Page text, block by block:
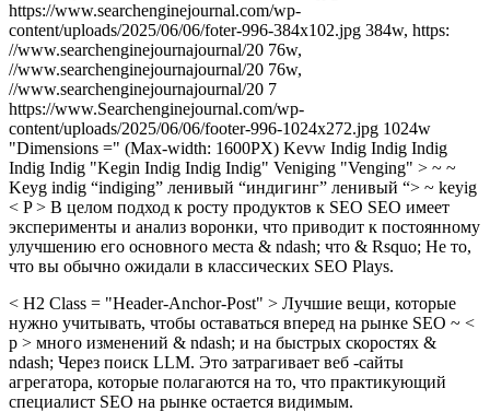
https://www.searchenginejournal.com/wp-
content/uploads/2025/06/06/foter-996-384x102.jpg 384w, https:
//www.searchenginejournajournal/20 76w,
//www.searchenginejournajournal/20 76w,
//www.searchenginejournajournal/20 7
https://www.Searchenginejournal.com/wp-
content/uploads/2025/06/06/footer-996-1024x272.jpg 1024w
"Dimensions =" ​​​​(Max-width: 1600PX) Kevw Indig Indig Indig
Indig Indig "Kegin Indig Indig Indig" Veniging "Venging" > ~ ~
Keyg indig “indiging” ленивый “индигинг” ленивый “> ~ keyig
< P > В целом подход к росту продуктов к SEO SEO имеет
эксперименты и анализ воронки, что приводит к постоянному
улучшению его основного места & ndash; что & Rsquo; Не то,
что вы обычно ожидали в классических SEO Plays.
< H2 Class = "Header-Anchor-Post" > Лучшие вещи, которые
нужно учитывать, чтобы оставаться вперед на рынке SEO ~ <
p > много изменений & ndash; и на быстрых скоростях &
ndash; Через поиск LLM. Это затрагивает веб -сайты
агрегатора, которые полагаются на то, что практикующий
специалист SEO на рынке остается видимым.